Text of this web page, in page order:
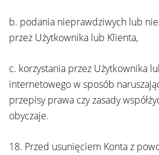
b. podania nieprawdziwych lub
przez Użytkownika lub Klienta,
c. korzystania przez Użytkownika
internetowego w sposób
przepisy prawa czy zasady
obyczaje.
18. Przed usunięciem Konta z